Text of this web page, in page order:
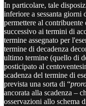
In particolare, tale
inferiore a sessanta giorni
permettere al
successivo ai termini di
termine assegnato per
termine di decadenza
ultimo termine (quello di
posticipato al
scadenza del termine di
prevista una sorta di “
ancorata alla scadenza –
osservazioni allo schema